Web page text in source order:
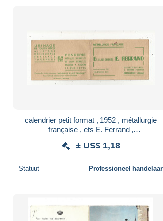
calendrier petit format , 1952 , métallurgie
française , ets E. Ferrand ,
± US$ 1,18
Statuut Professioneel handelaar